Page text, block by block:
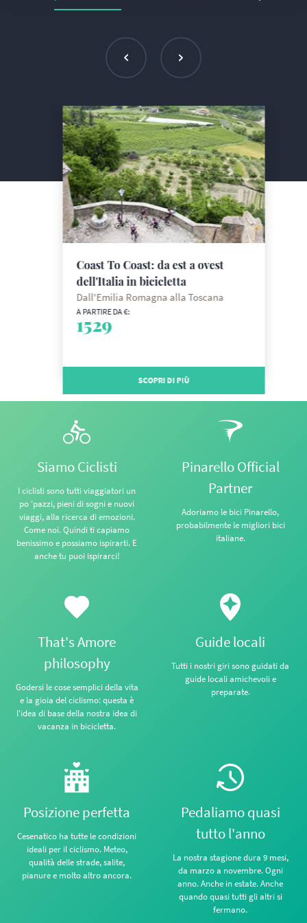
Coast To Coast: da est a ovest
dell'Italia in bicicletta
Dall'Emilia Romagna alla Toscana
A PARTIRE DA €:
1529
SCOPRI DI PIÙ
Siamo Ciclisti
I ciclisti sono tutti viaggiatori un
po 'pazzi, pieni di sogni e nuovi
viaggi, alla ricerca di emozioni.
Come noi. Quindi ti capiamo
benissimo e possiamo ispirarti. E
anche tu puoi ispirarci!
Pinarello Official
Partner
Adoriamo le bici Pinarello,
probabilmente le migliori bici
italiane.
That's Amore
philosophy
Godersi le cose semplici della vita
e la gioia del ciclismo: questa è
l'idea di base della nostra idea di
vacanza in bicicletta.
Guide locali
Tutti i nostri giri sono guidati da
guide locali amichevoli e
preparate.
Posizione perfetta
Cesenatico ha tutte le condizioni
ideali per il ciclismo. Meteo,
qualità delle strade, salite,
pianure e molto altro ancora.
Pedaliamo quasi
tutto l'anno
La nostra stagione dura 9 mesi,
da marzo a novembre. Ogni
anno. Anche in estate. Anche
quando quasi tutti gli altri si
fermano.